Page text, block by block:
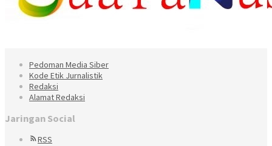
Pedoman Media Siber
Kode Etik Jurnalistik
Redaksi
Alamat Redaksi
Jaringan Social
RSS